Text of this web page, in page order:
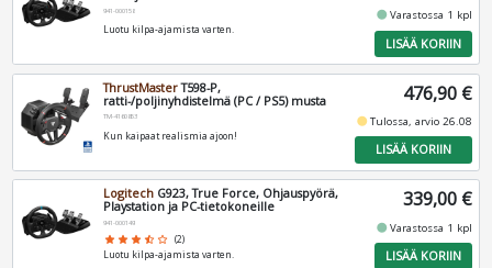
941-000158
Luotu kilpa-ajamista varten.
fiber_manual_recordVarastossa 1 kpl
LISÄÄ KORIIN
ThrustMasterT598-P,
ratti-/poljinyhdistelmä (PC / PS5) musta
TM-4160853
Kun kaipaat realismia ajoon!
476,90 €
fiber_manual_recordTulossa, arvio 26.08
LISÄÄ KORIIN
Logitech G923, True Force, Ohjauspyörä,
Playstation ja PC-tietokoneille
941-000149
star star star star_half star_border (2)
Luotu kilpa-ajamista varten.
339,00 €
fiber_manual_recordVarastossa 1 kpl
LISÄÄ KORIIN